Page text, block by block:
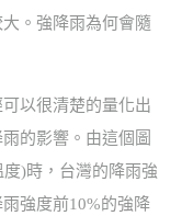
。強降雨為何會隨
以很清楚的量化出
的影響。由這個圖
)時，台灣的降雨強
強度前10%的強降